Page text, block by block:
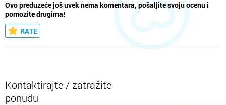
Ovo preduzeće još uvek nema komentara, pošaljite svoju ocenu i
pomozite drugima!
RATE
Kontaktirajte / zatražite
ponudu